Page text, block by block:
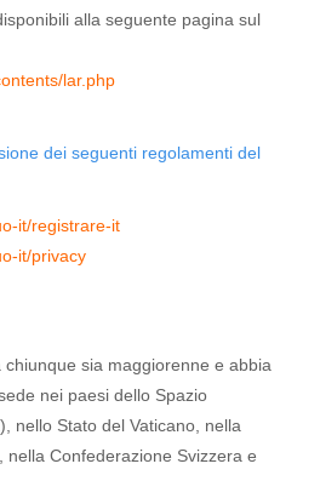
alla seguente pagina sul
lar.php
dei seguenti regolamenti del
it/registrare-it
it/privacy
sia maggiorenne e abbia
nei paesi dello Spazio
nello Stato del Vaticano, nella
nella Confederazione Svizzera e